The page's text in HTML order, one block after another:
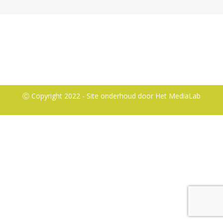
Ⓒ Copyright 2022 - Site onderhoud door Het MediaLab